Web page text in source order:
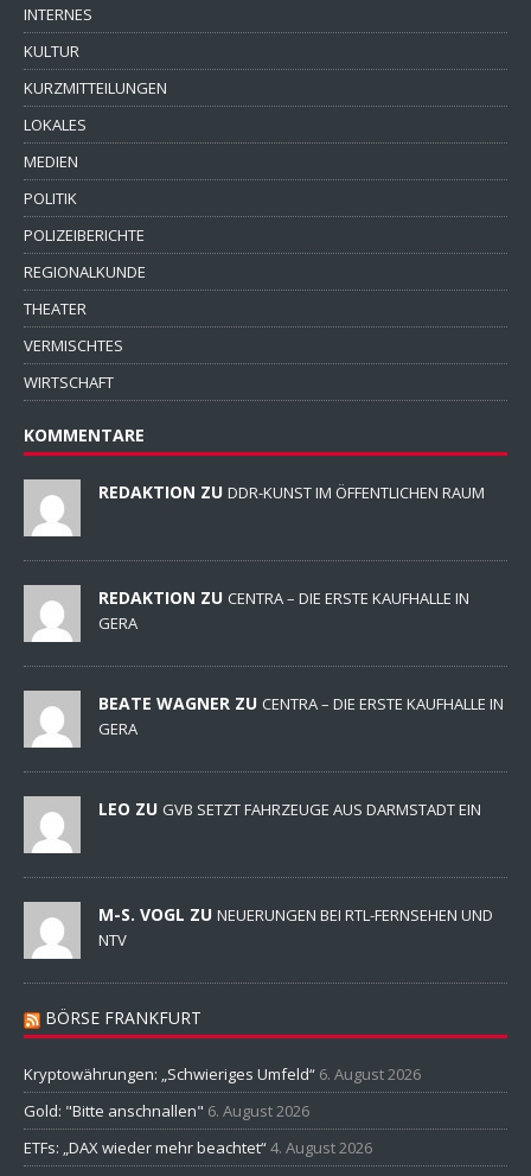
INTERNES
KULTUR
KURZMITTEILUNGEN
LOKALES
MEDIEN
POLITIK
POLIZEIBERICHTE
REGIONALKUNDE
THEATER
VERMISCHTES
WIRTSCHAFT
KOMMENTARE
REDAKTION ZU DDR-KUNST IM ÖFFENTLICHEN RAUM
REDAKTION ZU CENTRA – DIE ERSTE KAUFHALLE IN
GERA
BEATE WAGNER ZU CENTRA – DIE ERSTE KAUFHALLE IN
GERA
LEO ZU GVB SETZT FAHRZEUGE AUS DARMSTADT EIN
M-S. VOGL ZU NEUERUNGEN BEI RTL-FERNSEHEN UND
NTV
BÖRSE FRANKFURT
Kryptowährungen: „Schwieriges Umfeld“ 6. August 2026
Gold: "Bitte anschnallen" 6. August 2026
ETFs: „DAX wieder mehr beachtet“4. August 2026